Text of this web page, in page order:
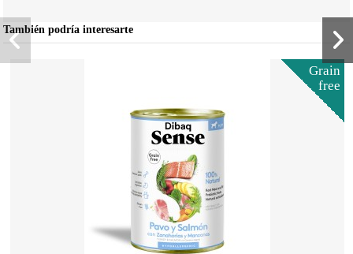
También podría interesarte
Grain
free